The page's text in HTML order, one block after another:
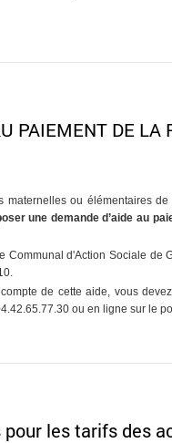
maternelles ou élémentaires
une demande d’aide au
Communal d'Action Sociale de
de cette aide, vous
ou en ligne sur le
pour les tarifs des